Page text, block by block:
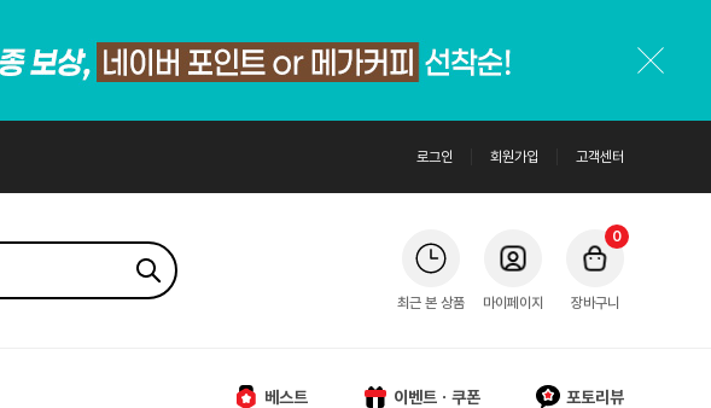
로그인 회원가입 고객센터
최근 본 상품 마이페이지 장바구니
0
베스트 이벤트ㆍ쿠폰 포토리뷰